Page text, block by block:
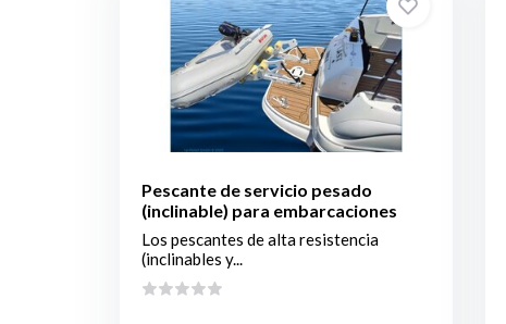
Pescante de servicio pesado
(inclinable) para embarcaciones
Los pescantes de alta resistencia
(inclinables y...